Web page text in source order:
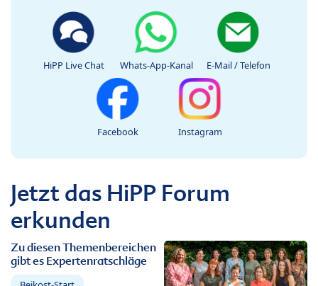
HiPP Live Chat Whats-App-Kanal E-Mail / Telefon
Facebook Instagram
Jetzt das HiPP Forum
erkunden
Zu diesen Themenbereichen
gibt es Expertenratschläge